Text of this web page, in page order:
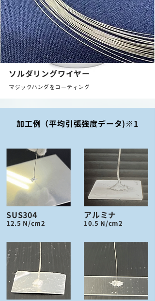
ソルダリングワイヤー
マジックハンダをコーティング
加工例（平均引張強度データ)※1
SUS304
12.5 N/cm2
アルミナ
10.5 N/cm2